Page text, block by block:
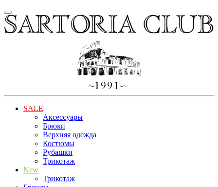
SALE
Аксессуары
Брюки
Верхняя одежда
Костюмы
Рубашки
Трикотаж
New
Трикотаж